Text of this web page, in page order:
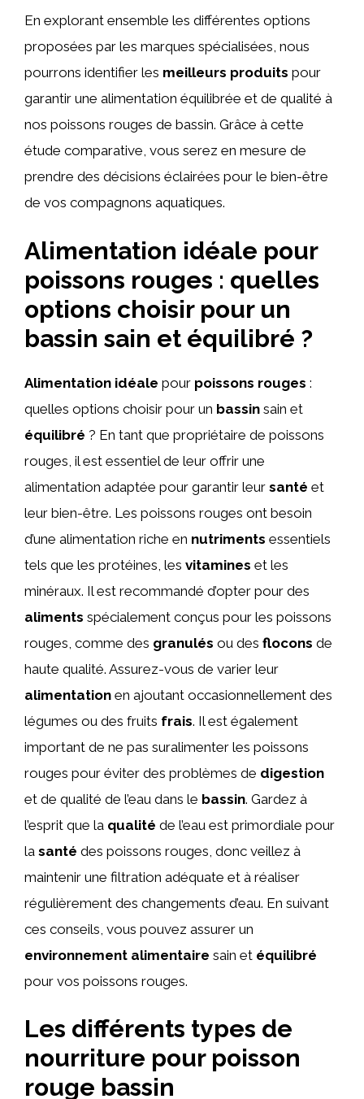
En explorant ensemble les différentes options
proposées par les marques spécialisées, nous
pourrons identifier les meilleurs produits pour
garantir une alimentation équilibrée et de qualité à
nos poissons rouges de bassin. Grâce à cette
étude comparative, vous serez en mesure de
prendre des décisions éclairées pour le bien-être
de vos compagnons aquatiques.
Alimentation idéale pour
poissons rouges : quelles
options choisir pour un
bassin sain et équilibré ?
Alimentation idéale pour poissons rouges :
quelles options choisir pour un bassin sain et
équilibré ? En tant que propriétaire de poissons
rouges, il est essentiel de leur offrir une
alimentation adaptée pour garantir leur santé et
leur bien-être. Les poissons rouges ont besoin
d’une alimentation riche en nutriments essentiels
tels que les protéines, les vitamines et les
minéraux. Il est recommandé d’opter pour des
aliments spécialement conçus pour les poissons
rouges, comme des granulés ou des flocons de
haute qualité. Assurez-vous de varier leur
alimentation en ajoutant occasionnellement des
légumes ou des fruits frais. Il est également
important de ne pas suralimenter les poissons
rouges pour éviter des problèmes de digestion
et de qualité de l’eau dans le bassin. Gardez à
l’esprit que la qualité de l’eau est primordiale pour
la santé des poissons rouges, donc veillez à
maintenir une filtration adéquate et à réaliser
régulièrement des changements d’eau. En suivant
ces conseils, vous pouvez assurer un
environnement alimentaire sain et équilibré
pour vos poissons rouges.
Les différents types de
nourriture pour poisson
rouge bassin